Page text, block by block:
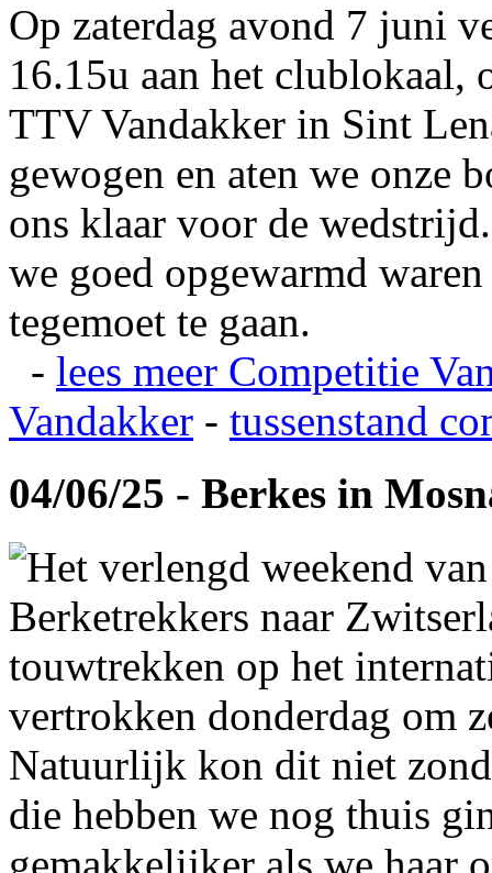
Op zaterdag avond 7 juni
16.15u aan het clublokaal,
TTV Vandakker in Sint
gewogen en aten we onze
ons klaar voor de
we goed opgewarmd
tegemoet te gaan.
- lees meer Competitie
Vandakker - tussenstand
04/06/25 - Berkes in
Het verlengd weekend
Berketrekkers naar
touwtrekken op het
vertrokken donderdag om
Natuurlijk kon dit niet
die hebben we nog thuis
gemakkelijker als we haar